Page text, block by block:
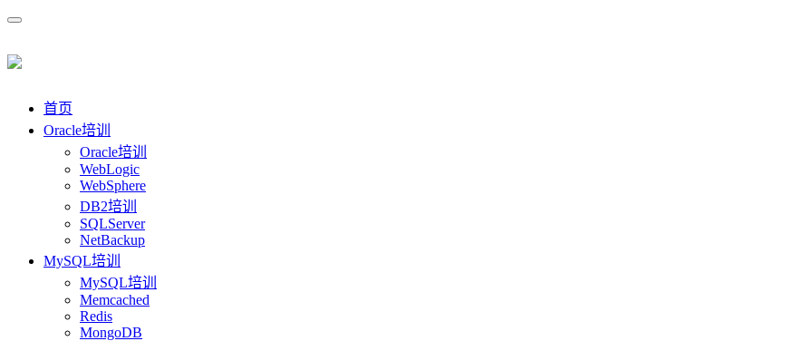
首页
Oracle培训
Oracle培训
WebLogic
WebSphere
DB2培训
SQLServer
NetBackup
MySQL培训
MySQL培训
Memcached
Redis
MongoDB